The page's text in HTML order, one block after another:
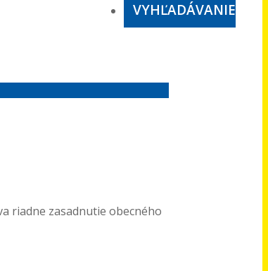
VYHĽADÁVANIE
riadne zasadnutie obecného